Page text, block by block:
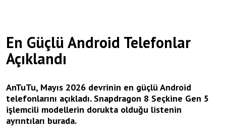
En Güçlü Android Telefonlar
Açıklandı
AnTuTu, Mayıs 2026 devrinin en güçlü Android
telefonlarını açıkladı. Snapdragon 8 Seçkine Gen 5
işlemcili modellerin dorukta olduğu listenin
ayrıntıları burada.